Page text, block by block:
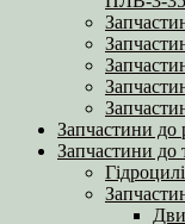
Запчастини до
Запчастини до